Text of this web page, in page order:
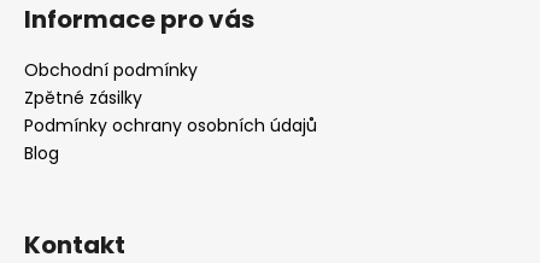
Informace pro vás
Obchodní podmínky
Zpětné zásilky
Podmínky ochrany osobních údajů
Blog
Kontakt